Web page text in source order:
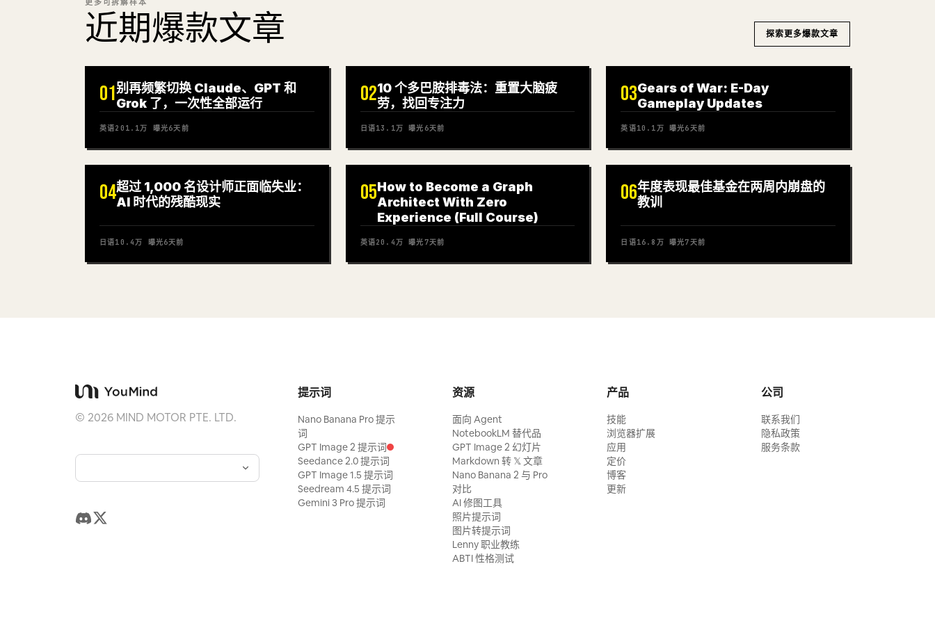
更多可拆解样本
近期爆款文章 探索更多爆款文章
01别再频繁切换 Claude、GPT 和
Grok 了，一次性全部运行
英语201.1万 曝光6天前
0210 个多巴胺排毒法：重置大脑疲
劳，找回专注力
日语13.1万 曝光 6天前
03Gears of War: E-Day
Gameplay Updates
英语10.1万 曝光6天前
04超过 1,000 名设计师正面临失业：
AI 时代的残酷现实
日语10.4万 曝光6天前
05How to Become a Graph
Architect With Zero
Experience (Full Course)
英语20.4万 曝光7天前
06年度表现最佳基金在两周内崩盘的
教训
日语16.8万 曝光7天前
© 2026MIND MOTOR PTE. LTD.
提示词
Nano Banana Pro 提示
词
GPT Image 2 提示词
Seedance 2.0 提示词
GPT Image 1.5 提示词
Seedream 4.5 提示词
Gemini 3 Pro 提示词
资源
面向 Agent
NotebookLM 替代品
GPT Image 2 幻灯片
Markdown 转 𝕏 文章
Nano Banana 2 与 Pro
对比
AI 修图工具
照片提示词
图片转提示词
Lenny 职业教练
ABTI 性格测试
产品
技能
浏览器扩展
应用
定价
博客
更新
公司
联系我们
隐私政策
服务条款